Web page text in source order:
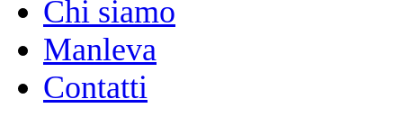
Chi siamo
Manleva
Contatti